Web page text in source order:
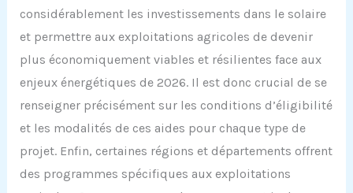
considérablement les investissements dans le solaire
et permettre aux exploitations agricoles de devenir
plus économiquement viables et résilientes face aux
enjeux énergétiques de 2026. Il est donc crucial de se
renseigner précisément sur les conditions d’éligibilité
et les modalités de ces aides pour chaque type de
projet. Enfin, certaines régions et départements offrent
des programmes spécifiques aux exploitations